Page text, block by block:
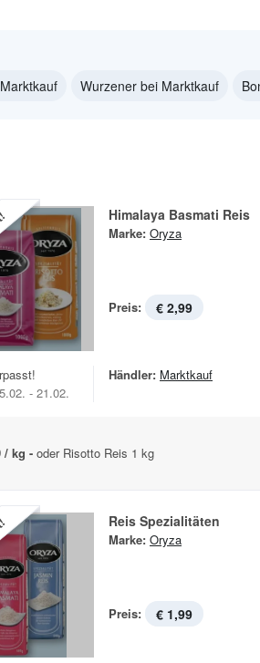
Wurzener bei Marktkauf
Himalaya Basmati Reis
Marke: Oryza
Preis: € 2,99
- 21.02.
Händler: Marktkauf
/ kg - oder Risotto Reis 1 kg
Reis Spezialitäten
Marke: Oryza
Preis: € 1,99